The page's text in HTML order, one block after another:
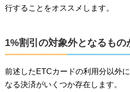
行することをオススメします。
1%割引の対象外となるもの
前述したETCカードの利用分以外
なる決済がいくつか存在します。